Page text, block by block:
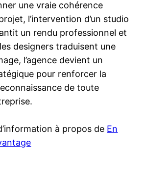
une vraie cohérence
l’intervention d’un studio
un rendu professionnel et
designers traduisent une
l’agence devient un
pour renforcer la
de toute
à propos de En